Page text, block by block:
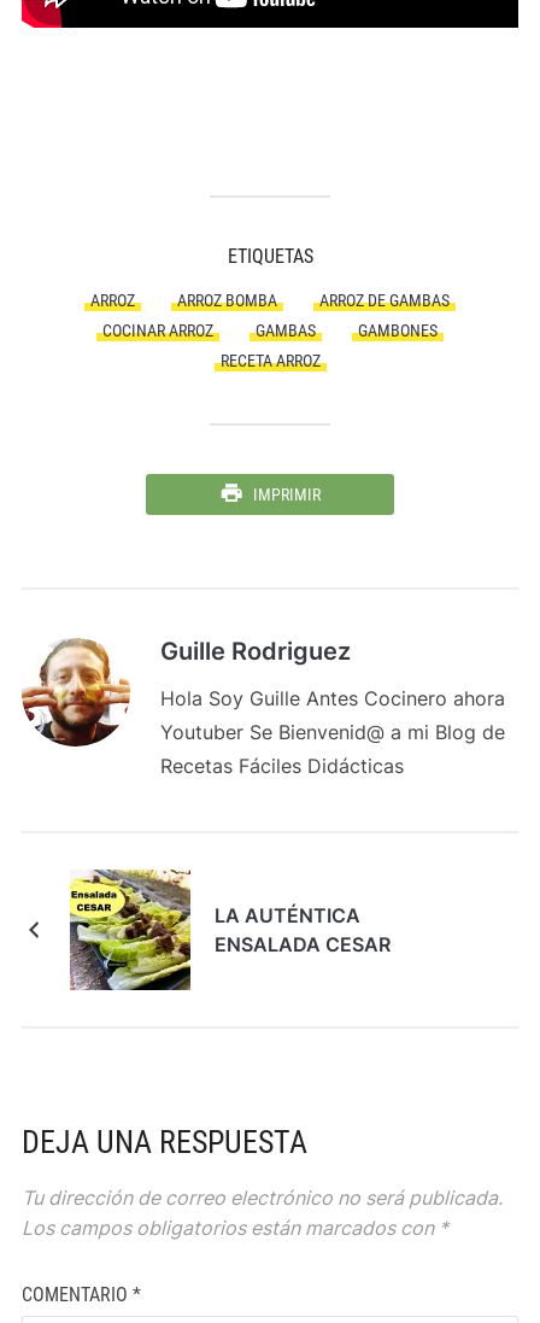
ETIQUETAS
ARROZ ARROZ BOMBA
ARROZ DE GAMBAS
COCINAR ARROZ
GAMBAS
GAMBONES
RECETA ARROZ
IMPRIMIR
Guille Rodriguez
Hola Soy Guille Antes Cocinero ahora
Youtuber Se Bienvenid@ a mi Blog de
Recetas Fáciles Didácticas
LA AUTÉNTICA
ENSALADA CESAR
DEJA UNA RESPUESTA
Tu dirección de correo electrónico no será publicada.
Los campos obligatorios están marcados con *
COMENTARIO *